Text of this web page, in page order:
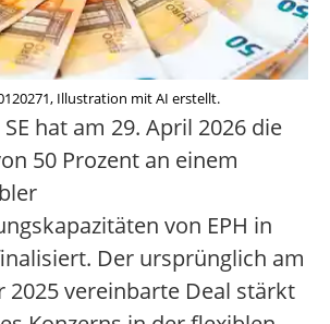
Illustration mit AI erstellt.
hat am 29. April 2026 die
50 Prozent an einem
von EPH in
Der ursprünglich am
2025 vereinbarte Deal stärkt